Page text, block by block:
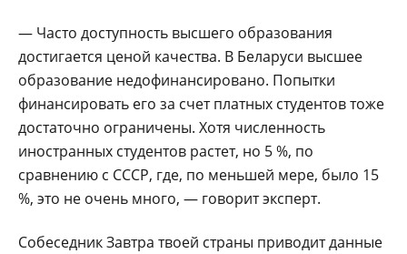
— Часто доступность высшего образования
достигается ценой качества. В Беларуси высшее
образование недофинансировано. Попытки
финансировать его за счет платных студентов тоже
достаточно ограничены. Хотя численность
иностранных студентов растет, но 5 %, по
сравнению с СССР, где, по меньшей мере, было 15
%, это не очень много, — говорит эксперт.
Собеседник Завтра твоей страны приводит данные